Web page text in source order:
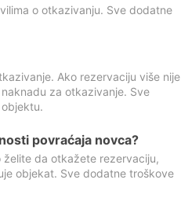
o otkazivanju. Sve dodatne
Ako rezervaciju više nije
za otkazivanje. Sve
povraćaja novca?
da otkažete rezervaciju,
objekat. Sve dodatne troškove